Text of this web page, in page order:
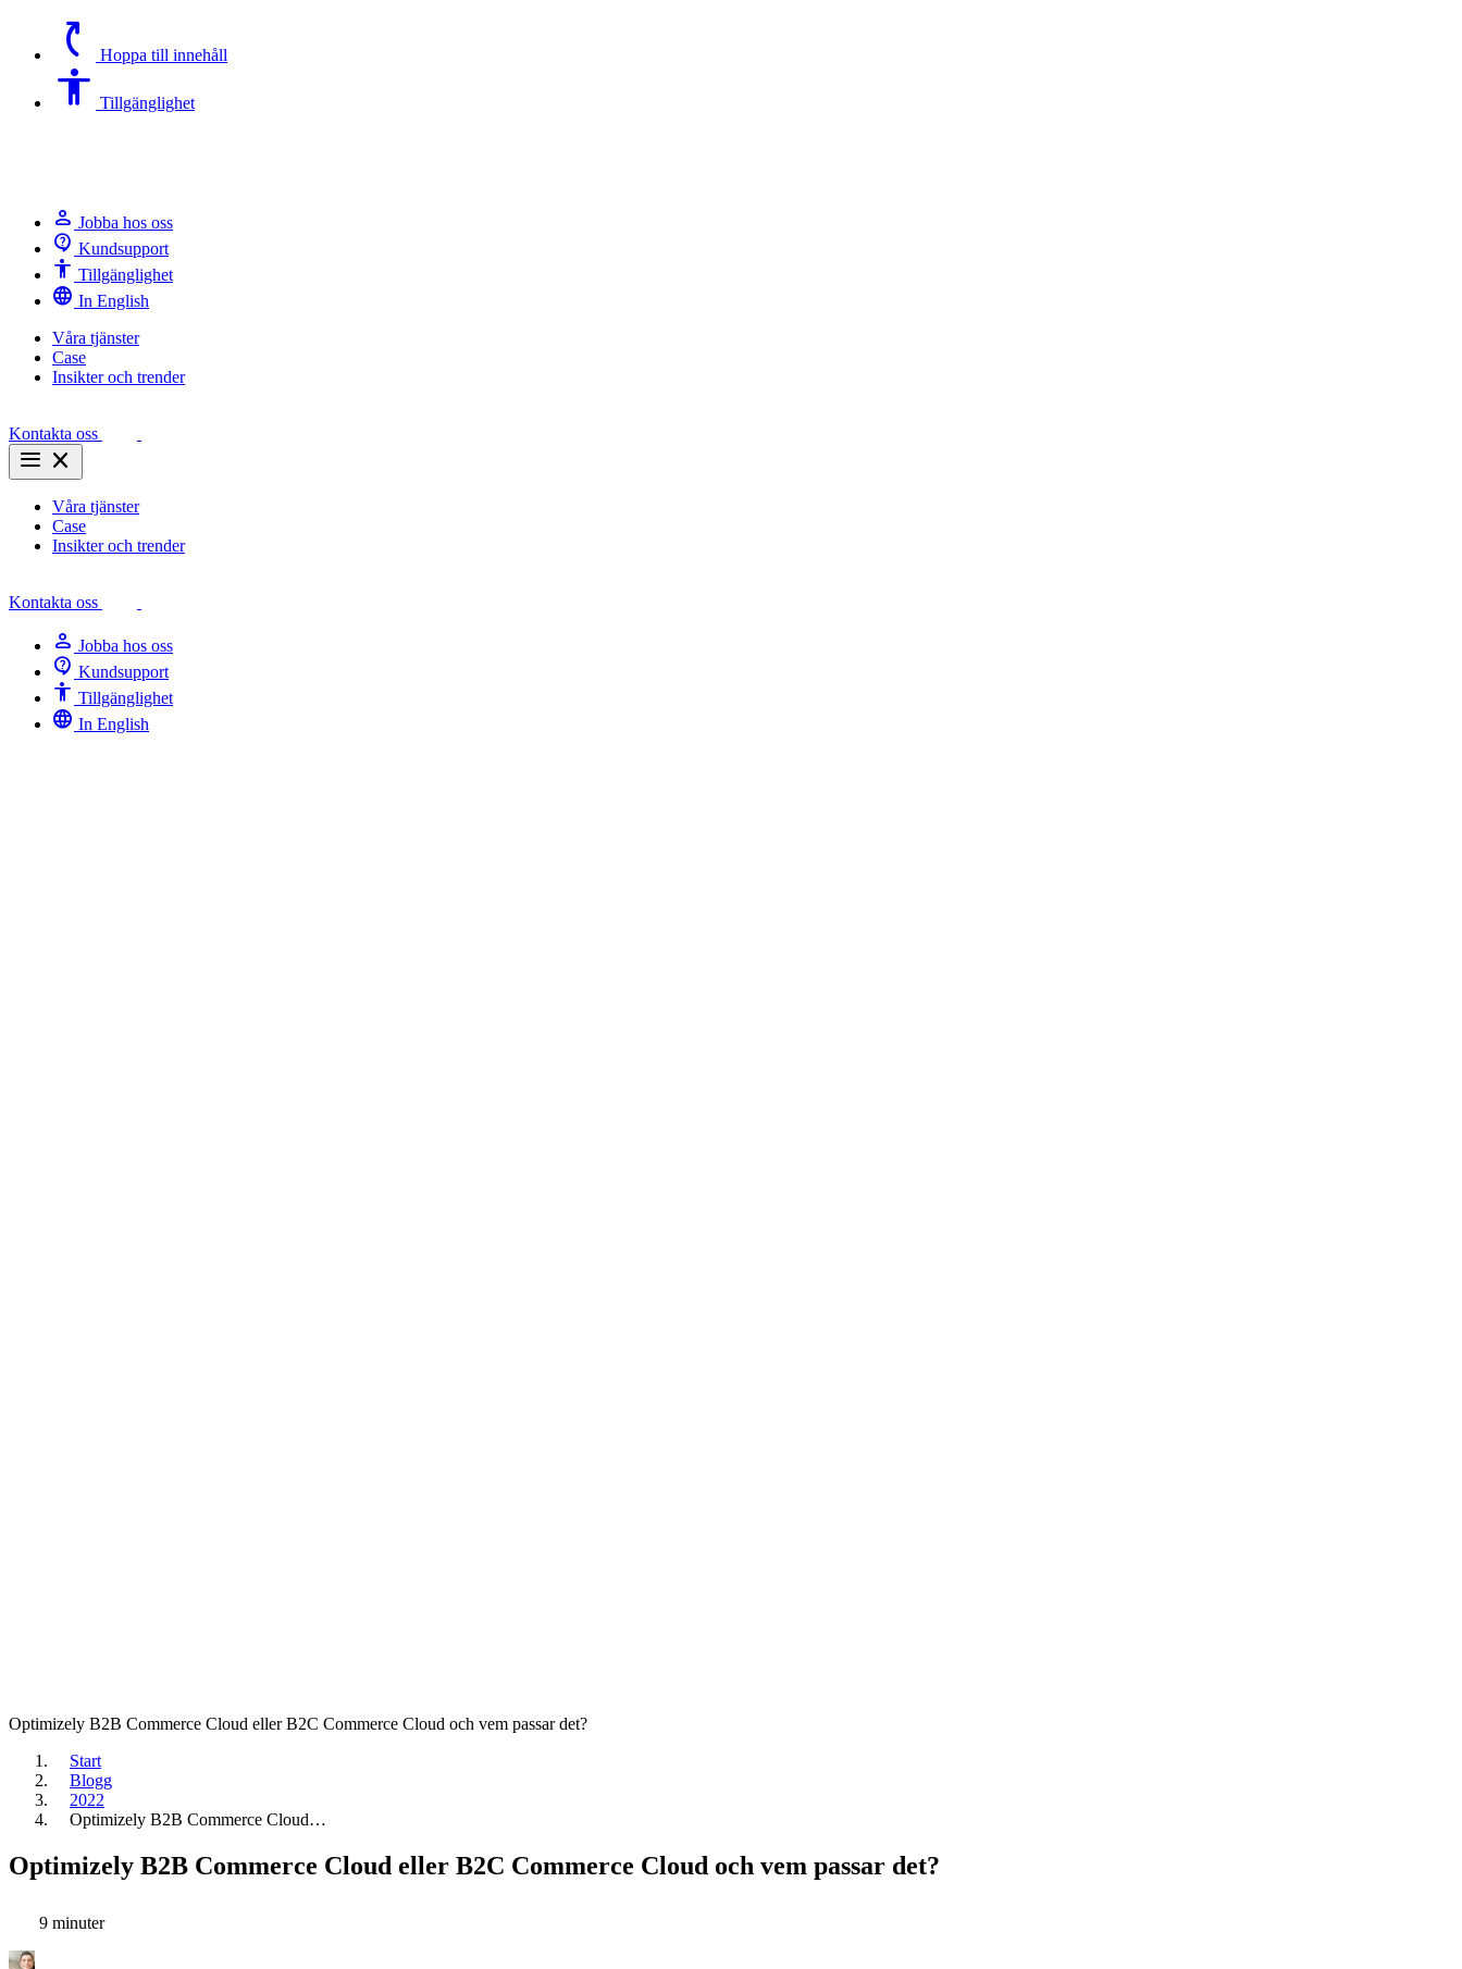
switch_access_shortcut Hoppa till innehåll
Accessibility Tillgänglighet
person Jobba hos oss
contact_support Kundsupport
Accessibility Tillgänglighet
language In English
Våra tjänster
Case
Insikter och trender
Kontakta oss
menu close
Våra tjänster
Case
Insikter och trender
Kontakta oss
person Jobba hos oss
contact_support Kundsupport
Accessibility Tillgänglighet
language In English
Optimizely B2B Commerce Cloud eller B2C Commerce Cloud och vem passar det?
Start
Blogg
2022
Optimizely B2B Commerce Cloud…
Optimizely B2B Commerce Cloud eller B2C Commerce Cloud och vem passar det?
9 minuter